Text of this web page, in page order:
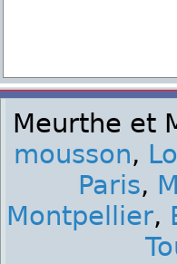
Meurthe et
mousson,
Paris,
Montpellier,